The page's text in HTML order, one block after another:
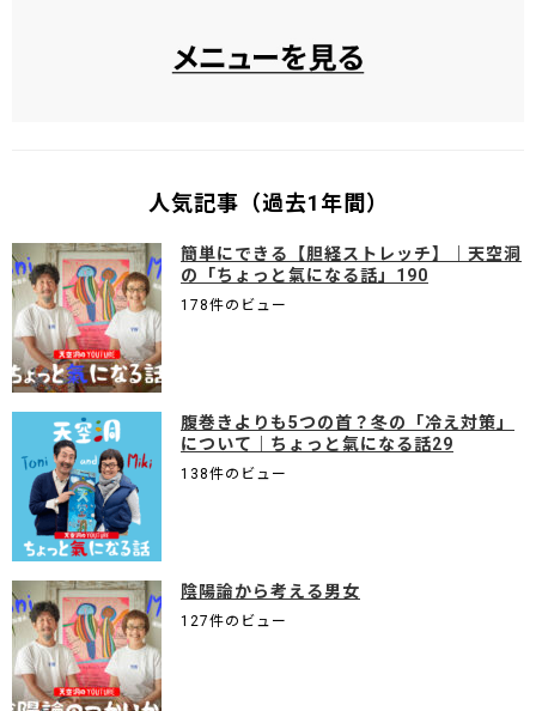
人気記事（過去1年間）
簡単にできる【胆経ストレッチ】｜天空洞
の「ちょっと氣になる話」190
178件のビュー
腹巻きよりも5つの首？冬の「冷え対策」
について｜ちょっと氣になる話29
138件のビュー
陰陽論から考える男女
127件のビュー